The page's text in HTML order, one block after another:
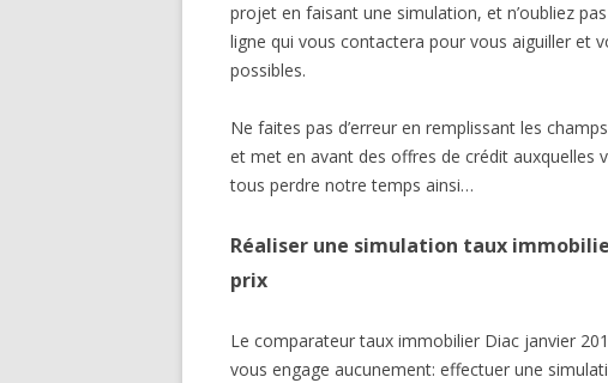
projet en faisant une simulation, et n’oubliez
ligne qui vous contactera pour vous aiguiller et
possibles.
Ne faites pas d’erreur en remplissant les
et met en avant des offres de crédit auxquelles
tous perdre notre temps ainsi…
Réaliser une simulation taux
prix
Le comparateur taux immobilier Diac janvier
vous engage aucunement: effectuer une